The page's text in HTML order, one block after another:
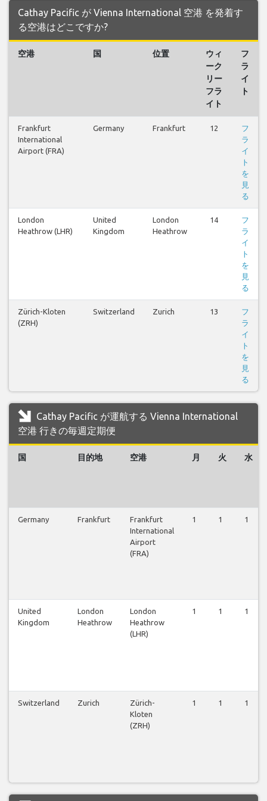
Cathay Pacific が Vienna International 空港 を発着す
る空港はどこですか?
空港 国 位置
ウィ
ーク
リー
フラ
イト
フ
ラ
イ
ト
Frankfurt
International
Airport (FRA)
Germany Frankfurt 12
フ
ラ
イ
ト
を
見
る
London
Heathrow (LHR)
United
Kingdom
London
Heathrow
14
フ
ラ
イ
ト
を
見
る
Zürich-Kloten
(ZRH)
Switzerland Zurich 13
フ
ラ
イ
ト
を
見
る
Cathay Pacific が運航する Vienna International
空港 行きの毎週定期便
国 目的地 空港 月 火 水
Germany Frankfurt
Frankfurt
International
Airport
(FRA)
1 1 1
United
Kingdom
London
Heathrow
London
Heathrow
(LHR)
1 1 1
Switzerland Zurich
Zürich-
Kloten
(ZRH)
1 1 1